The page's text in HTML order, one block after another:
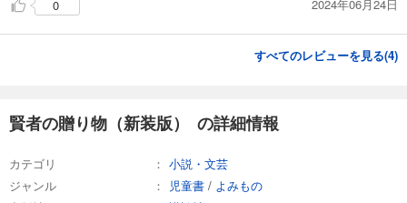
0 2024年06月24日
すべてのレビューを見る(4)
賢者の贈り物（新装版） の詳細情報
カテゴリ
小説・文芸
ジャンル
児童書 / よみもの